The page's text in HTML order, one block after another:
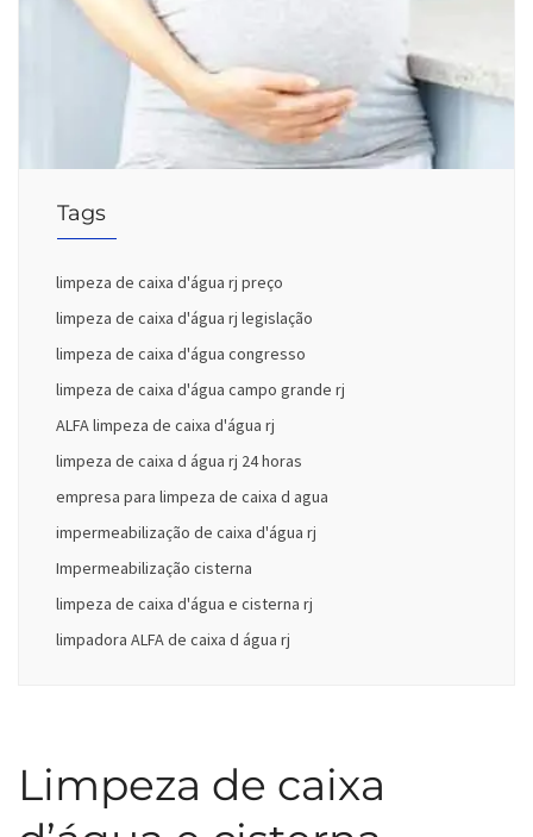
Tags
limpeza de caixa d'água rj preço
limpeza de caixa d'água rj legislação
limpeza de caixa d'água congresso
limpeza de caixa d'água campo grande rj
ALFA limpeza de caixa d'água rj
limpeza de caixa d água rj 24 horas
empresa para limpeza de caixa d agua
impermeabilização de caixa d'água rj
Impermeabilização cisterna
limpeza de caixa d'água e cisterna rj
limpadora ALFA de caixa d água rj
Limpeza de caixa